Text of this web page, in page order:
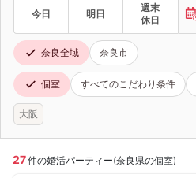
今日 明日
週末
休日
奈良全域 奈良市
個室 すべてのこだわり条件
大阪
27件の婚活パーティー(奈良県の個室)